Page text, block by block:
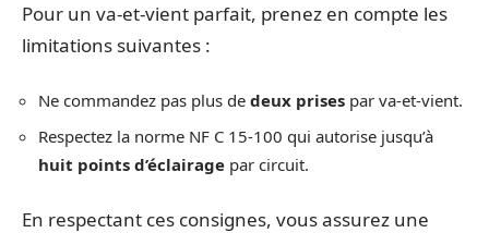
Pour un va-et-vient parfait, prenez en compte les
limitations suivantes :
Ne commandez pas plus de deux prises par va-et-vient.
Respectez la norme NF C 15-100 qui autorise jusqu’à
huit points d’éclairage par circuit.
En respectant ces consignes, vous assurez une